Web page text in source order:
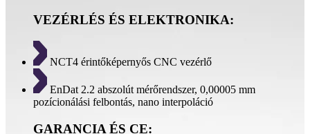
VEZÉRLÉS ÉS ELEKTRONIKA:
NCT4 érintőképernyős CNC vezérlő
EnDat 2.2 abszolút mérőrendszer, 0,00005 mm
pozícionálási felbontás, nano interpoláció
GARANCIA ÉS CE: